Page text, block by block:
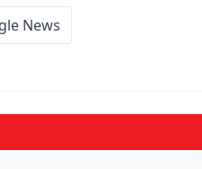
News